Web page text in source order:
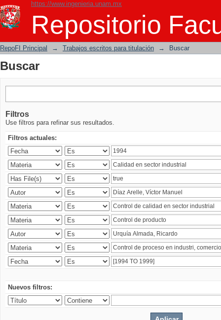
https://www.ingenieria.unam.mx
Repositorio
Buscar
RepoFI Principal → Trabajos escritos para titulación → Buscar
Buscar
Filtros
Use filtros para refinar sus resultados.
Filtros actuales:
Nuevos filtros: